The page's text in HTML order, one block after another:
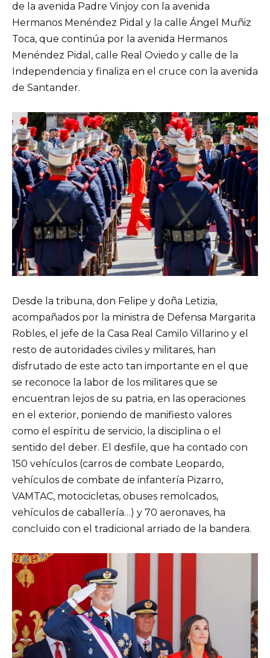
de la avenida Padre Vinjoy con la avenida
Hermanos Menéndez Pidal y la calle Ángel Muñiz
Toca, que continúa por la avenida Hermanos
Menéndez Pidal, calle Real Oviedo y calle de la
Independencia y finaliza en el cruce con la avenida
de Santander.
Desde la tribuna, don Felipe y doña Letizia,
acompañados por la ministra de Defensa Margarita
Robles, el jefe de la Casa Real Camilo Villarino y el
resto de autoridades civiles y militares, han
disfrutado de este acto tan importante en el que
se reconoce la labor de los militares que se
encuentran lejos de su patria, en las operaciones
en el exterior, poniendo de manifiesto valores
como el espíritu de servicio, la disciplina o el
sentido del deber. El desfile, que ha contado con
150 vehículos (carros de combate Leopardo,
vehículos de combate de infantería Pizarro,
VAMTAC, motocicletas, obuses remolcados,
vehículos de caballería…) y 70 aeronaves, ha
concluido con el tradicional arriado de la bandera.